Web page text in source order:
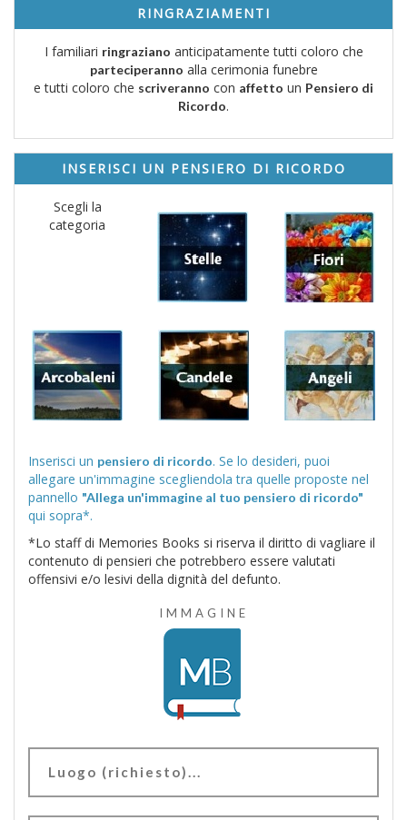
RINGRAZIAMENTI
I familiari ringraziano anticipatamente tutti coloro che
parteciperanno alla cerimonia funebre
e tutti coloro che scriveranno con affetto un Pensiero di
Ricordo.
INSERISCI UN PENSIERO DI RICORDO
Scegli la
categoria
Inserisci un pensiero di ricordo. Se lo desideri, puoi
allegare un'immagine scegliendola tra quelle proposte nel
pannello "Allega un'immagine al tuo pensiero di ricordo"
qui sopra*.
*Lo staff di Memories Books si riserva il diritto di vagliare il
contenuto di pensieri che potrebbero essere valutati
offensivi e/o lesivi della dignità del defunto.
IMMAGINE